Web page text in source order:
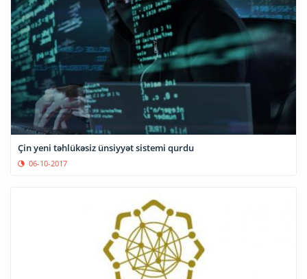
Çin yeni təhlükəsiz ünsiyyət sistemi qurdu
06-10-2017